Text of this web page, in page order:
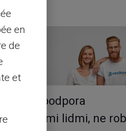
Servis a podpora
lidmi, ne
en
de
et